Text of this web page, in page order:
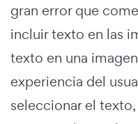
gran error que
incluir texto en las
texto en una
experiencia del
seleccionar el